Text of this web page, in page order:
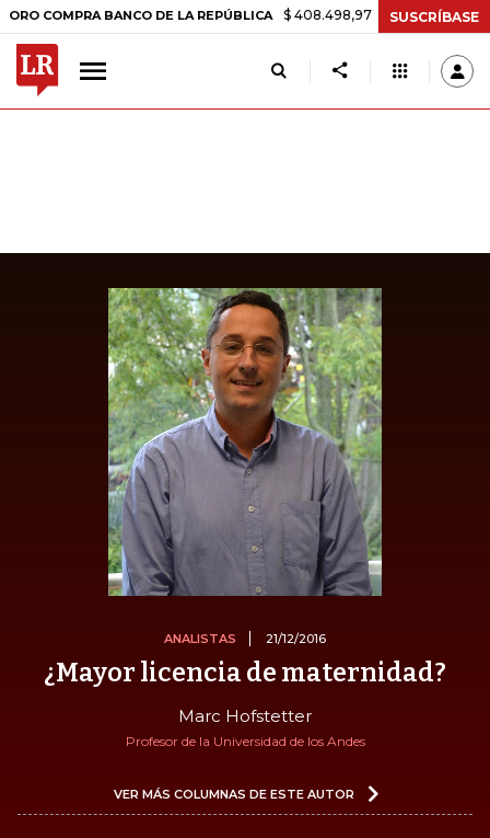
BANCO DE LA REPÚBLICA $ 408.498,97 +$ 8.753,81 +2,19%
SUSCRÍBASE
ANALISTAS 21/12/2016
¿Mayor licencia de maternidad?
Marc Hofstetter
Profesor de la Universidad de los Andes
VER MÁS COLUMNAS DE ESTE AUTOR